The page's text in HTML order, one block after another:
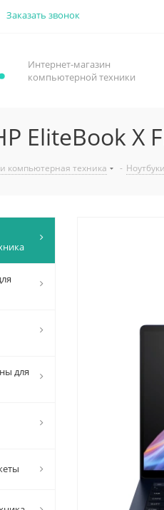
Заказать звонок
Интернет-магазин
компьютерной техники
EliteBook X
компьютерная техника - Ноутбуки
для